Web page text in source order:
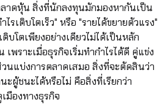
าดหุ้น สิ่งที่นักลงทุนมักมองหากันเป็น
เติบโตเร็ว" หรือ "รายได้ขยายตัวแรง"
บโตเพียงอย่างเดียวไม่ได้เป็นหลัก
พราะเมื่อธุรกิจเริ่มทำกำไรได้ดี คู่แข่ง
นแบ่งการตลาดเสมอ สิ่งที่จะตัดสินว่า
ผู้ชนะได้หรือไม่ คือสิ่งที่เรียกว่า
มืองทางธุรกิจ